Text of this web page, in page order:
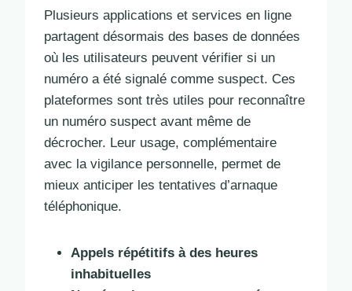
Plusieurs applications et services en ligne
partagent désormais des bases de données
où les utilisateurs peuvent vérifier si un
numéro a été signalé comme suspect. Ces
plateformes sont très utiles pour reconnaître
un numéro suspect avant même de
décrocher. Leur usage, complémentaire
avec la vigilance personnelle, permet de
mieux anticiper les tentatives d’arnaque
téléphonique.
Appels répétitifs à des heures
inhabituelles